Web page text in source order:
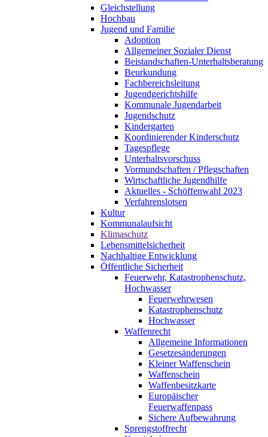
Gleichstellung
Hochbau
Jugend und Familie
Adoption
Allgemeiner Sozialer Dienst
Beistandschaften-Unterhaltsberatung
Beurkundung
Fachbereichsleitung
Jugendgerichtshilfe
Kommunale Jugendarbeit
Jugendschutz
Kindergarten
Koordinierender Kinderschutz
Tagespflege
Unterhaltsvorschuss
Vormundschaften / Pflegschaften
Wirtschaftliche Jugendhilfe
Aktuelles - Schöffenwahl 2023
Verfahrenslotsen
Kultur
Kommunalaufsicht
Klimaschutz
Lebensmittelsicherheit
Nachhaltige Entwicklung
Öffentliche Sicherheit
Feuerwehr, Katastrophenschutz,
Hochwasser
Feuerwehrwesen
Katastrophenschutz
Hochwasser
Waffenrecht
Allgemeine Informationen
Gesetzesänderungen
Kleiner Waffenschein
Waffenschein
Waffenbesitzkarte
Europäischer
Feuerwaffenpass
Sichere Aufbewahrung
Sprengstoffrecht